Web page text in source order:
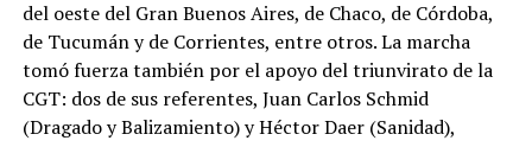
del oeste del Gran Buenos Aires, de Chaco, de Córdoba,
de Tucumán y de Corrientes, entre otros. La marcha
tomó fuerza también por el apoyo del triunvirato de la
CGT: dos de sus referentes, Juan Carlos Schmid
(Dragado y Balizamiento) y Héctor Daer (Sanidad),